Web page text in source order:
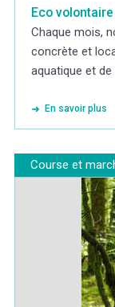
Eco volontaire
Chaque mois,
concrète et
aquatique et de
En savoir plus
Course et